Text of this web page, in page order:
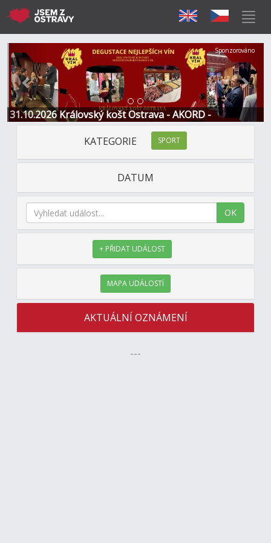
31.10.2026 Královský košt Ostrava - AKORD -
Restaurace a Hotel
Předchozí Další
Sponzorováno
KATEGORIE SPORT
DATUM
OK
+ PŘIDAT UDÁLOST
MAPA UDÁLOSTÍ
AKTUÁLNÍ OZNÁMENÍ
---